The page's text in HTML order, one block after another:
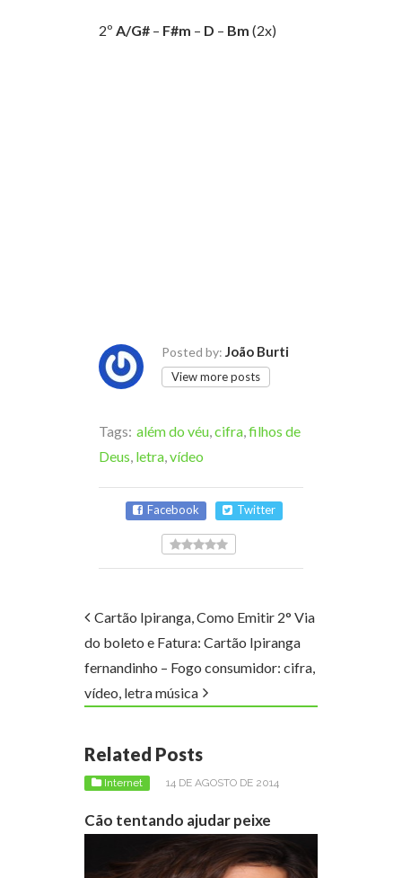
2º A/G# – F#m – D – Bm (2x)
Posted by: João Burti
View more posts
Tags: além do véu cifra filhos de
Deus letra vídeo
Facebook Twitter
Cartão Ipiranga, Como Emitir 2° Via
do boleto e Fatura: Cartão Ipiranga
fernandinho – Fogo consumidor: cifra,
vídeo, letra música
Related Posts
Internet 14 DE AGOSTO DE 2014
Cão tentando ajudar peixe